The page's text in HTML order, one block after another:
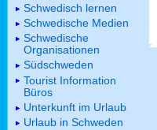
Schwedisch lernen
Schwedische Medien
Schwedische
Organisationen
Südschweden
Tourist Information
Büros
Unterkunft im Urlaub
Urlaub in Schweden